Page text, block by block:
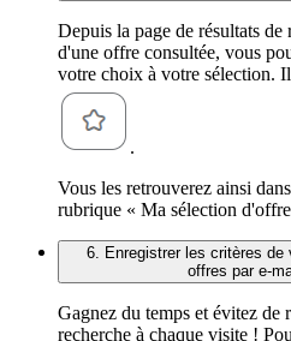
Depuis la page de résultats
d'une offre consultée, vous
votre choix à votre sélection.
.
Vous les retrouverez ainsi
rubrique « Ma sélection
6. Enregistrer les critères de
offres par e-
Gagnez du temps et évitez de
recherche à chaque visite !